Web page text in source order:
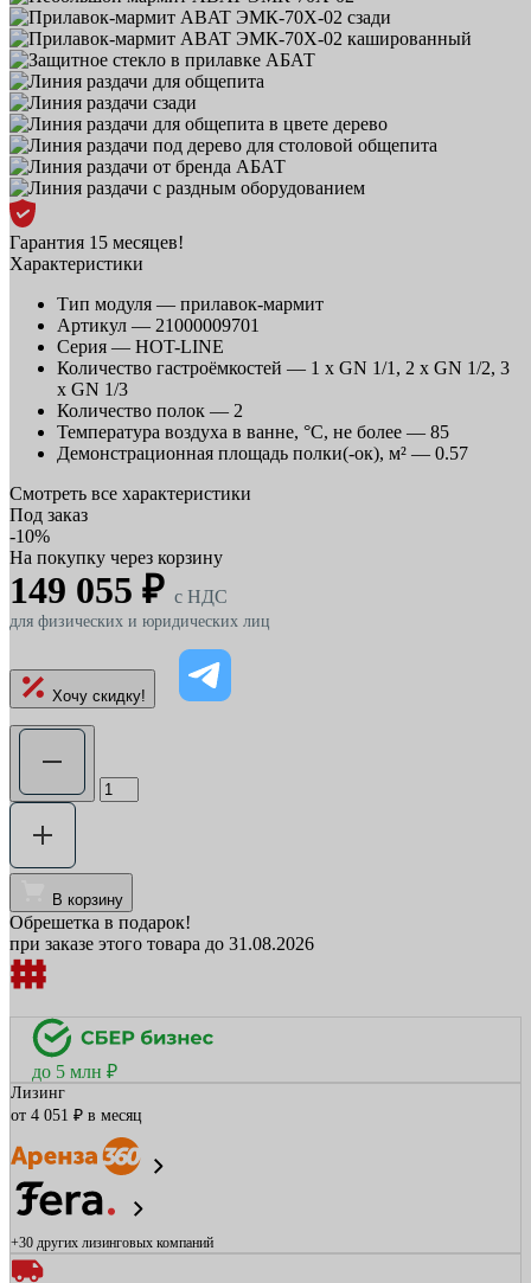
Гарантия 15 месяцев!
Характеристики
Тип модуля — прилавок-мармит
Артикул — 21000009701
Серия — HOT-LINE
Количество гастроёмкостей — 1 х GN 1/1, 2 х GN 1/2, 3
х GN 1/3
Количество полок — 2
Температура воздуха в ванне, °С, не более — 85
Демонстрационная площадь полки(-ок), м² — 0.57
Смотреть все характеристики
Под заказ
-10%
На покупку через корзину
149 055 ₽ c НДС
для физических и юридических лиц
Хочу скидку!
В корзину
Обрешетка в подарок!
при заказе этого товара до 31.08.2026
до 5 млн ₽
Лизинг
от 4 051 ₽ в месяц
+30 других лизинговых компаний